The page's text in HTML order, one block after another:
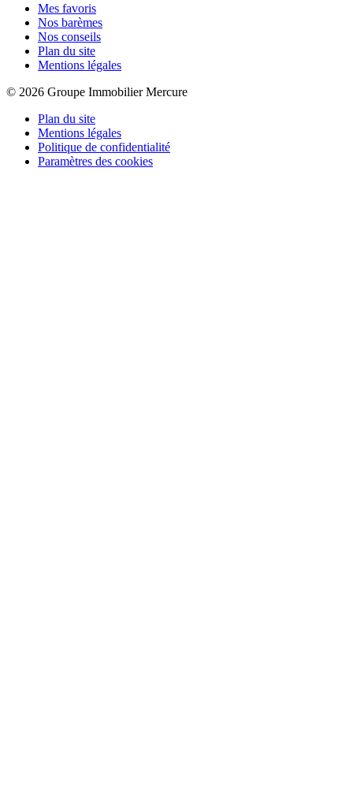
Mes favoris
Nos barèmes
Nos conseils
Plan du site
Mentions légales
© 2026 Groupe Immobilier Mercure
Plan du site
Mentions légales
Politique de confidentialité
Paramètres des cookies